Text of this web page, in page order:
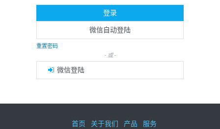
登录
微信自动登陆
重置密码
- 或 -
微信登陆
首页 关于我们 产品 服务